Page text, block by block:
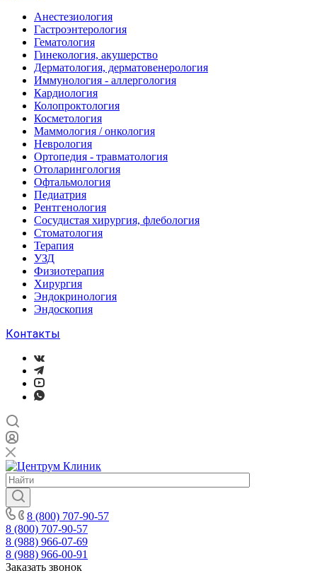
Анестезиология
Гастроэнтерология
Гематология
Гинекология, акушерство
Дерматология, дерматовенерология
Иммунология - аллергология
Кардиология
Колопроктология
Косметология
Маммология / онкология
Неврология
Ортопедия - травматология
Отоларингология
Офтальмология
Педиатрия
Рентгенология
Сосудистая хирургия, флебология
Стоматология
Терапия
УЗД
Физиотерапия
Хирургия
Эндокринология
Эндоскопия
Контакты
8 (800) 707-90-57
8 (800) 707-90-57
8 (988) 966-07-69
8 (988) 966-00-91
Заказать звонок